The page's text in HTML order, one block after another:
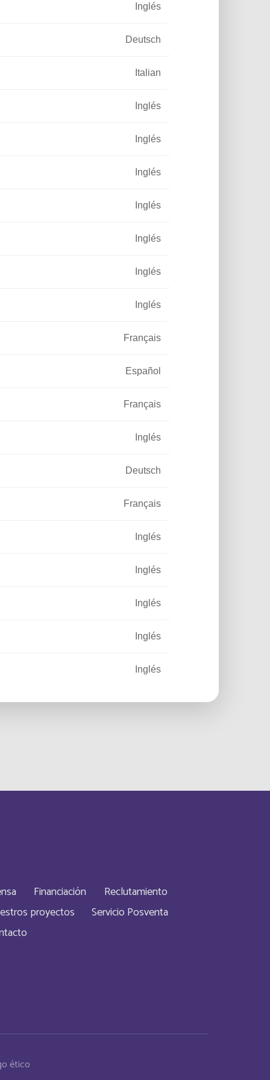
Financiación
Reclutamiento
proyectos
Servicio Posventa
ético
Inglés
Deutsch
Italian
Inglés
Inglés
Inglés
Inglés
Inglés
Inglés
Inglés
Français
Español
Français
Inglés
Deutsch
Français
Inglés
Inglés
Inglés
Inglés
Inglés
Français
Inglés